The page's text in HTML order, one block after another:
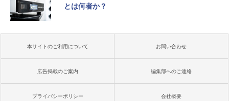
とは何者か？
本サイトのご利用について お問い合わせ
広告掲載のご案内 編集部へのご連絡
プライバシーポリシー 会社概要